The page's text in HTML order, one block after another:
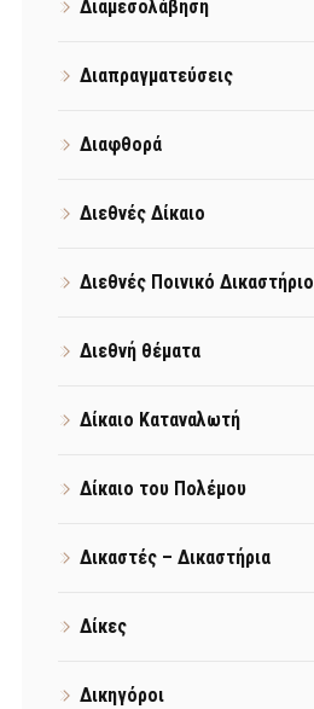
Διαμεσολάβηση
Διαπραγματεύσεις
Διαφθορά
Διεθνές Δίκαιο
Διεθνές Ποινικό Δικαστήριο
Διεθνή θέματα
Δίκαιο Καταναλωτή
Δίκαιο του Πολέμου
Δικαστές – Δικαστήρια
Δίκες
Δικηγόροι